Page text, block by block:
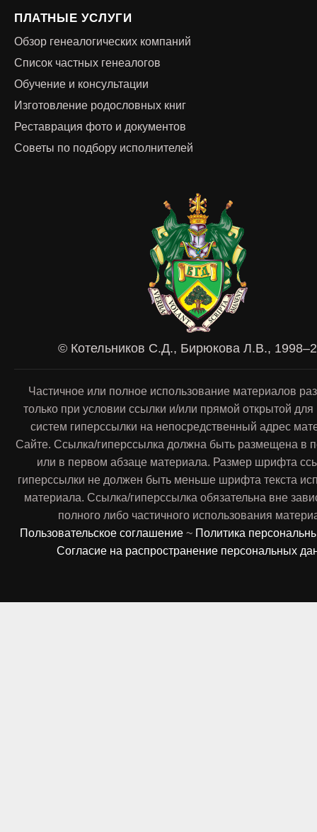
ПЛАТНЫЕ УСЛУГИ
Обзор генеалогических компаний
Список частных генеалогов
Обучение и консультации
Изготовление родословных книг
Реставрация фото и документов
Советы по подбору исполнителей
© Котельников С.Д., Бирюкова Л.В.,
Частичное или полное использование материалов
только при условии ссылки и/или прямой открытой
систем гиперссылки на непосредственный адрес
Сайте. Ссылка/гиперссылка должна быть размещена в
или в первом абзаце материала. Размер шрифта
гиперссылки не должен быть меньше шрифта текста
материала. Ссылка/гиперссылка обязательна вне
полного либо частичного использования
Пользовательское соглашение ~ Политика
Согласие на распространение персональных